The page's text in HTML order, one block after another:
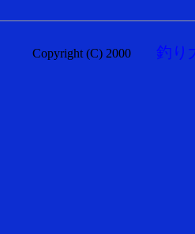
Copyright (C) 2000 釣り